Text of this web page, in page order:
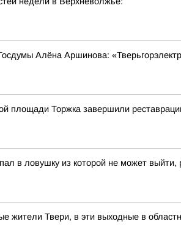
Алёна Аршинова:
площади Торжка завершили
в ловушку из которой не может
жители Твери, в эти выходные в